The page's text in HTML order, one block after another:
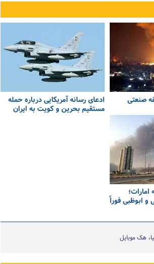
صنعتی ادعای رسانه آمریکایی درباره حمله
مستقیم بحرین و کویت به ایران
و ابوظبی فوراً
هک موبایل